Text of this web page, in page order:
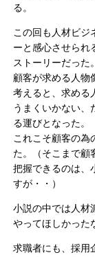
る。
この回も人材ビジ
ーと感心させられ
ストーリーだった。
顧客が求める人物
考えると、求める
うまくいかない、
る運びとなった。
これこそ顧客の為
た。（そこまで顧
把握できるのは、
すが・・）
小説の中では人材
やってほしかった
求職者にも、採用